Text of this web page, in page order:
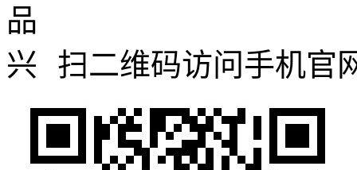
扫二维码访问手机官